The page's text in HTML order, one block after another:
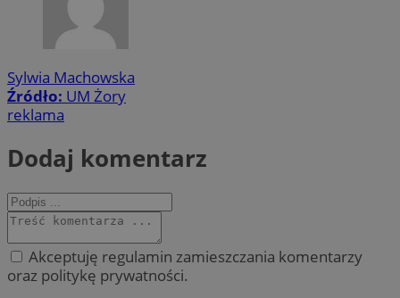
Sylwia Machowska
Źródło: UM Żory
reklama
Dodaj komentarz
Akceptuję regulamin zamieszczania komentarzy
oraz politykę prywatności.